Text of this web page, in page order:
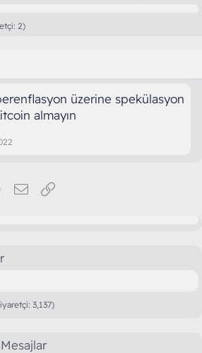
2)
üzerine spekülasyon
almayın
WhatsApp
E-posta
3,137)